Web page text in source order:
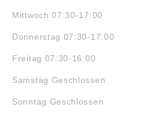
Mittwoch 07:30-17:00
Donnerstag 07:30-17:00
Freitag 07:30-16:00
Samstag Geschlossen
Sonntag Geschlossen